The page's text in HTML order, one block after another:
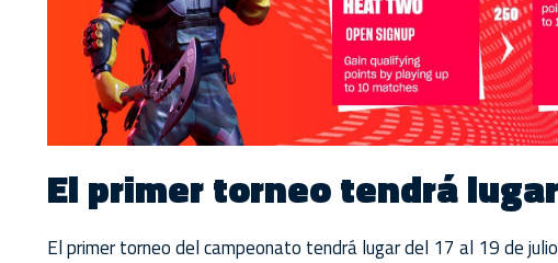
El primer torneo tendrá
El primer torneo del campeonato tendrá lugar del 17 al 19 de